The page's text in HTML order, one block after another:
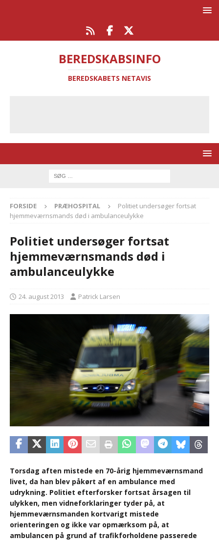
BEREDSKABSINFO
BEREDSKABETS NETAVIS
FORSIDE PRÆHOSPITAL
Politiet undersøger fortsat
hjemmeværnsmands død i ambulanceulykke
Politiet undersøger fortsat
hjemmeværnsmands død i
ambulanceulykke
24. august 2013 Patrick Larsen
Torsdag aften mistede en 70-årig hjemmeværnsmand
livet, da han blev påkørt af en ambulance med
udrykning. Politiet efterforsker fortsat årsagen til
ulykken, men vidneforklaringer tyder på, at
hjemmeværnsmanden kortvarigt mistede
orienteringen og ikke var opmærksom på, at
ambulancen på grund af trafikforholdene passerede